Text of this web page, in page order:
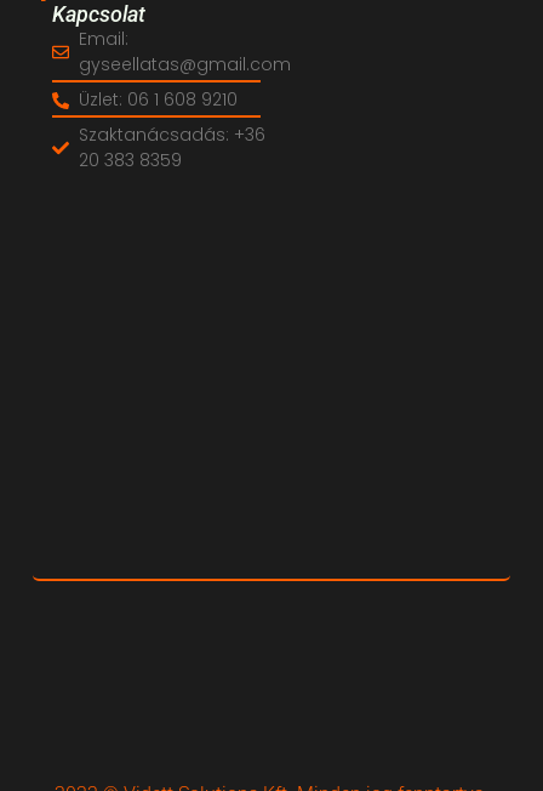
Kapcsolat
Email:
gyseellatas@gmail.com
Üzlet: 06 1 608 9210
Szaktanácsadás: +36
20 383 8359